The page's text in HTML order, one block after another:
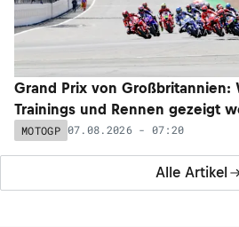
Alle Artikel
Grand Prix von Großbritannien:
Trainings und Rennen gezeigt
MOTOGP 07.08.2026 - 07:20